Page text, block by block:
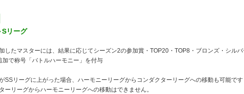
Sリーグ
したマスターには、結果に応じてシーズン2の参加賞・TOP20・TOP8・ブロンズ・シル
加で称号「バトルハーモニー」を付与
SSリーグに上がった場合、ハーモニーリーグからコンダクターリーグへの移動も可能で
ーリーグからハーモニーリーグへの移動はできません。